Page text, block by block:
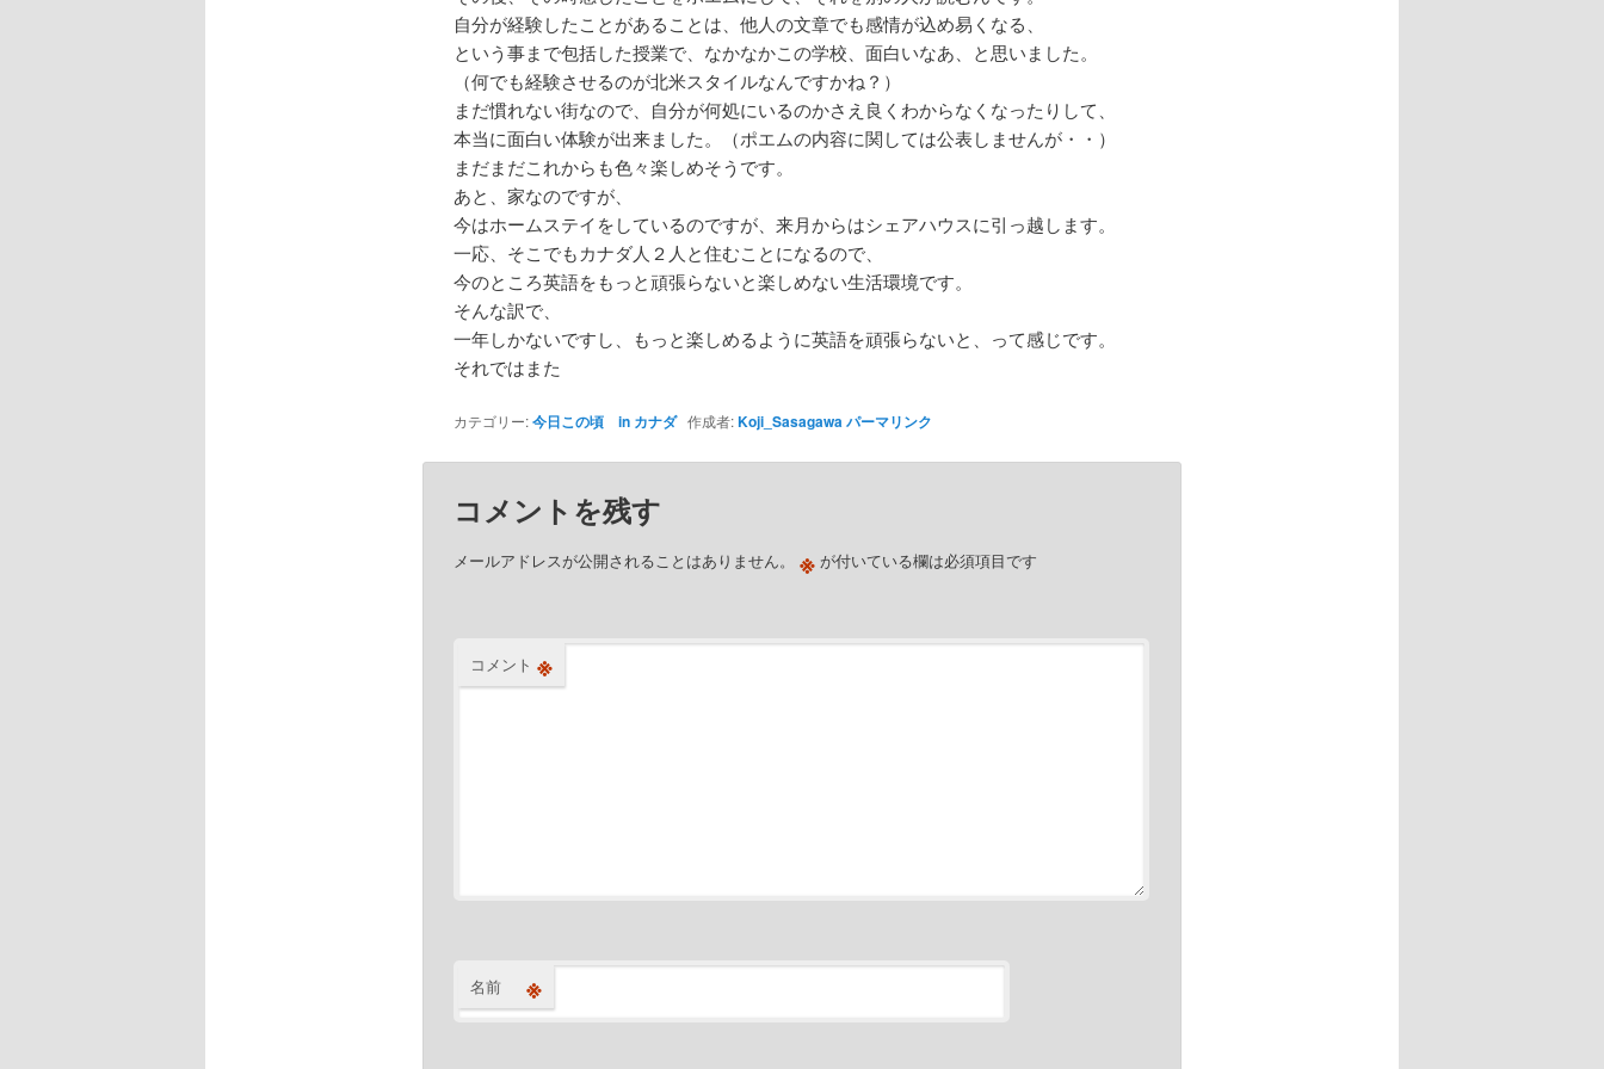
自分が経験したことがあることは、他人の文章でも感情が込め易くなる、
という事まで包括した授業で、なかなかこの学校、面白いなあ、と思いました。
（何でも経験させるのが北米スタイルなんですかね？）
まだ慣れない街なので、自分が何処にいるのかさえ良くわからなくなったりして、
本当に面白い体験が出来ました。（ポエムの内容に関しては公表しませんが・・）
まだまだこれからも色々楽しめそうです。
あと、家なのですが、
今はホームステイをしているのですが、来月からはシェアハウスに引っ越します。
一応、そこでもカナダ人２人と住むことになるので、
今のところ英語をもっと頑張らないと楽しめない生活環境です。
そんな訳で、
一年しかないですし、もっと楽しめるように英語を頑張らないと、って感じです。
それではまた
カテゴリー:今日この頃 in カナダ作成者:Koji_Sasagawaパーマリンク
コメントを残す
メールアドレスが公開されることはありません。 ※が付いている欄は必須項目です
コメント ※
名前 ※